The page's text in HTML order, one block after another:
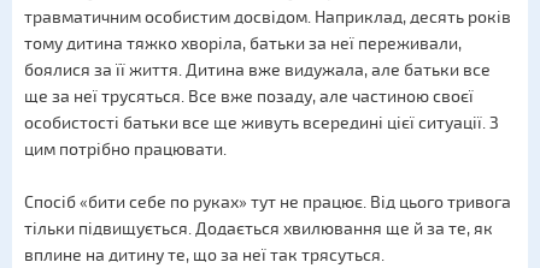
травматичним особистим досвідом. Наприклад, десять років
тому дитина тяжко хворіла, батьки за неї переживали,
боялися за її життя. Дитина вже видужала, але батьки все
ще за неї трусяться. Все вже позаду, але частиною своєї
особистості батьки все ще живуть всередині цієї ситуації. З
цим потрібно працювати.
Спосіб «бити себе по руках» тут не працює. Від цього тривога
тільки підвищується. Додається хвилювання ще й за те, як
вплине на дитину те, що за неї так трясуться.